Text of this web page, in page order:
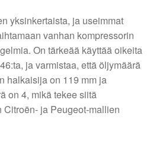
yksinkertaista, ja useimmat
vanhan kompressorin
On tärkeää käyttää oikeita
ja varmistaa, että öljymäärä
halkaisija on 119 mm ja
on 4, mikä tekee siitä
ja Peugeot-mallien